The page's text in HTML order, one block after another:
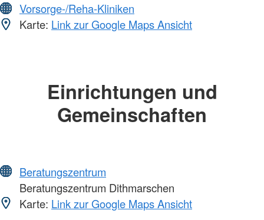
Vorsorge-/Reha-Kliniken
Karte: Link zur Google Maps Ansicht
Einrichtungen und
Gemeinschaften
Beratungszentrum
Beratungszentrum Dithmarschen
Karte: Link zur Google Maps Ansicht